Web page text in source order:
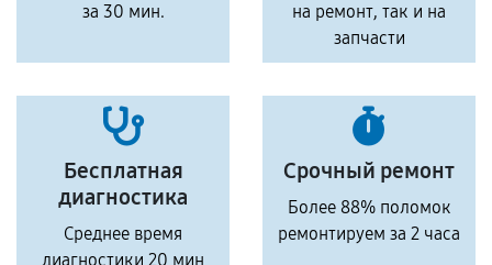
за 30 мин.
на ремонт, так и на
запчасти
Бесплатная
диагностика
Среднее время
диагностики 20 мин
Срочный ремонт
Более 88% поломок
ремонтируем за 2 часа